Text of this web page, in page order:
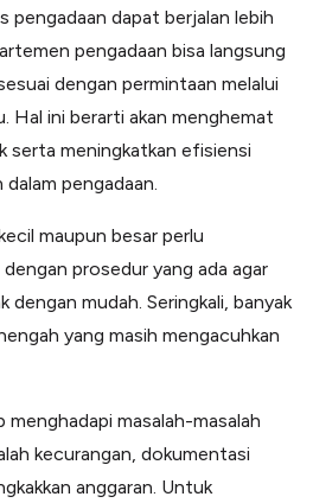
pengadaan dapat berjalan lebih
pengadaan bisa langsung
dengan permintaan melalui
Hal ini berarti akan menghemat
serta meningkatkan efisiensi
pengadaan.
maupun besar perlu
prosedur yang ada agar
dengan mudah. Seringkali, banyak
yang masih mengacuhkan
menghadapi masalah-masalah
kecurangan, dokumentasi
anggaran. Untuk